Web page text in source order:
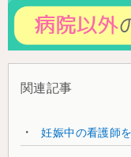
関連記事
妊娠中の看護師